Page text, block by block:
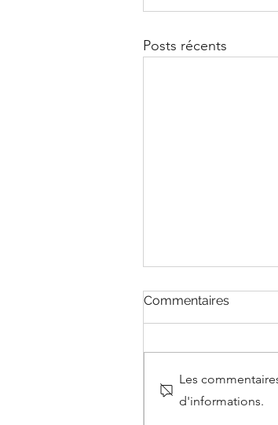
Posts récents
Commentaires
Les
d'informations.